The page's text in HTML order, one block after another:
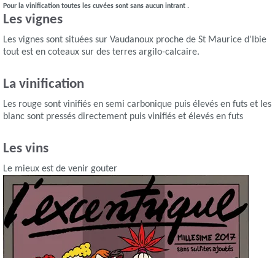
Pour la vinification toutes les cuvées sont sans aucun intrant .
Les vignes
Les vignes sont situées sur Vaudanoux proche de St Maurice d'Ibie
tout est en coteaux sur des terres argilo-calcaire.
La vinification
Les rouge sont vinifiés en semi carbonique puis élevés en futs et les
blanc sont pressés directement puis vinifiés et élevés en futs
Les vins
Le mieux est de venir gouter